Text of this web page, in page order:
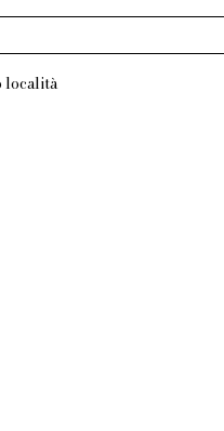
località